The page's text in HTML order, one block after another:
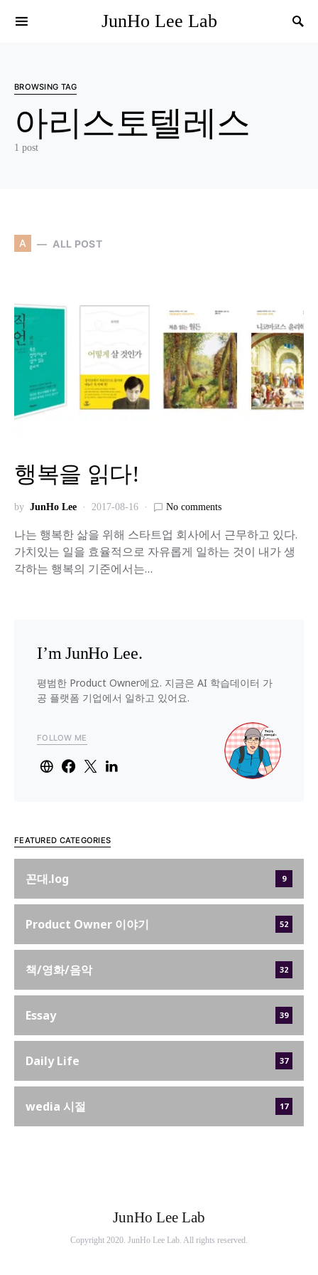
JunHo Lee Lab
BROWSING TAG
아리스토텔레스
1 post
A ALL POST
행복을 읽다!
by JunHo Lee 2017-08-16 No comments
나는 행복한 삶을 위해 스타트업 회사에서 근무하고 있다.
가치있는 일을 효율적으로 자유롭게 일하는 것이 내가 생
각하는 행복의 기준에서는…
I’m JunHo Lee.
평범한 Product Owner에요. 지금은 AI 학습데이터 가
공 플랫폼 기업에서 일하고 있어요.
FOLLOW ME
FEATURED CATEGORIES
꼰대.log 9
Product Owner 이야기 52
책/영화/음악 32
Essay 39
Daily Life 37
wedia 시절 17
JunHo Lee Lab
Copyright 2020. JunHo Lee Lab. All rights reserved.